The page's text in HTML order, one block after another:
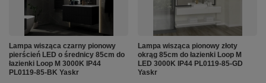
Lampa wisząca czarny pionowy
pierścień LED o średnicy 85cm do
łazienki Loop M 3000K IP44
PL0119-85-BK Yaskr
Lampa wisząca pionowy złoty
okrąg 85cm do łazienki Loop M
LED 3000K IP44 PL0119-85-GD
Yaskr